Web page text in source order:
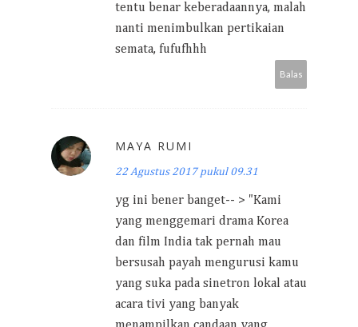
tentu benar keberadaannya, malah
nanti menimbulkan pertikaian
semata, fufufhhh
Balas
MAYA RUMI
22 Agustus 2017 pukul 09.31
yg ini bener banget-- > "Kami
yang menggemari drama Korea
dan film India tak pernah mau
bersusah payah mengurusi kamu
yang suka pada sinetron lokal atau
acara tivi yang banyak